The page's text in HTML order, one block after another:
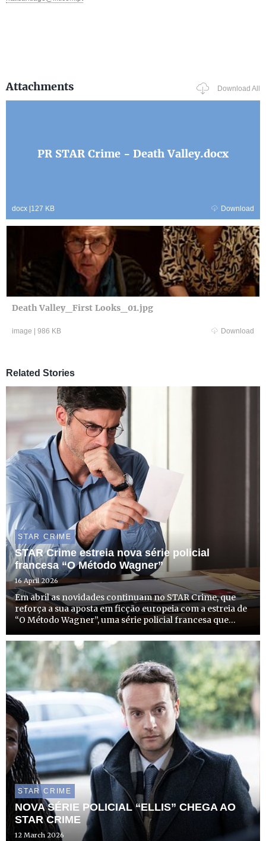
Attachments Download All
PR STAR Crime - Death Valley.docx
docx |127 KB Download
Death Valley_First Looks_01.jpg
image | 986 KB Download
Related Stories
STAR CRIME
STAR Crime estreia nova série policial
francesa “O Método Wagner”
16 April 2026
Em abril as novidades continuam no STAR Crime, que
reforça a sua aposta em ficção europeia com a estreia de
“O Método Wagner”, uma série policial francesa que
com emissão todas as terças-feiras à mesma hora.
STAR CRIME
NOVA SÉRIE POLICIAL “ELLIS” CHEGA AO
STAR CRIME
12 March 2026